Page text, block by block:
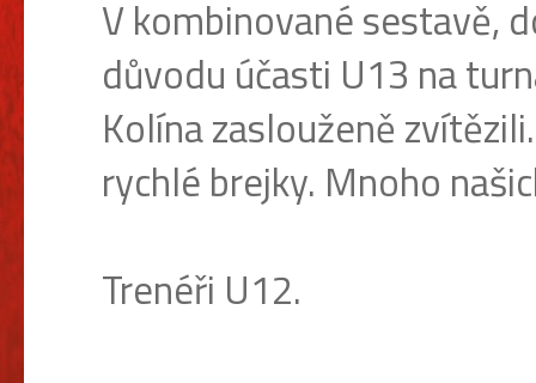
V kombinované sestavě,
důvodu účasti U13 na
Kolína zaslouženě
rychlé brejky. Mnoho
Trenéři U12.